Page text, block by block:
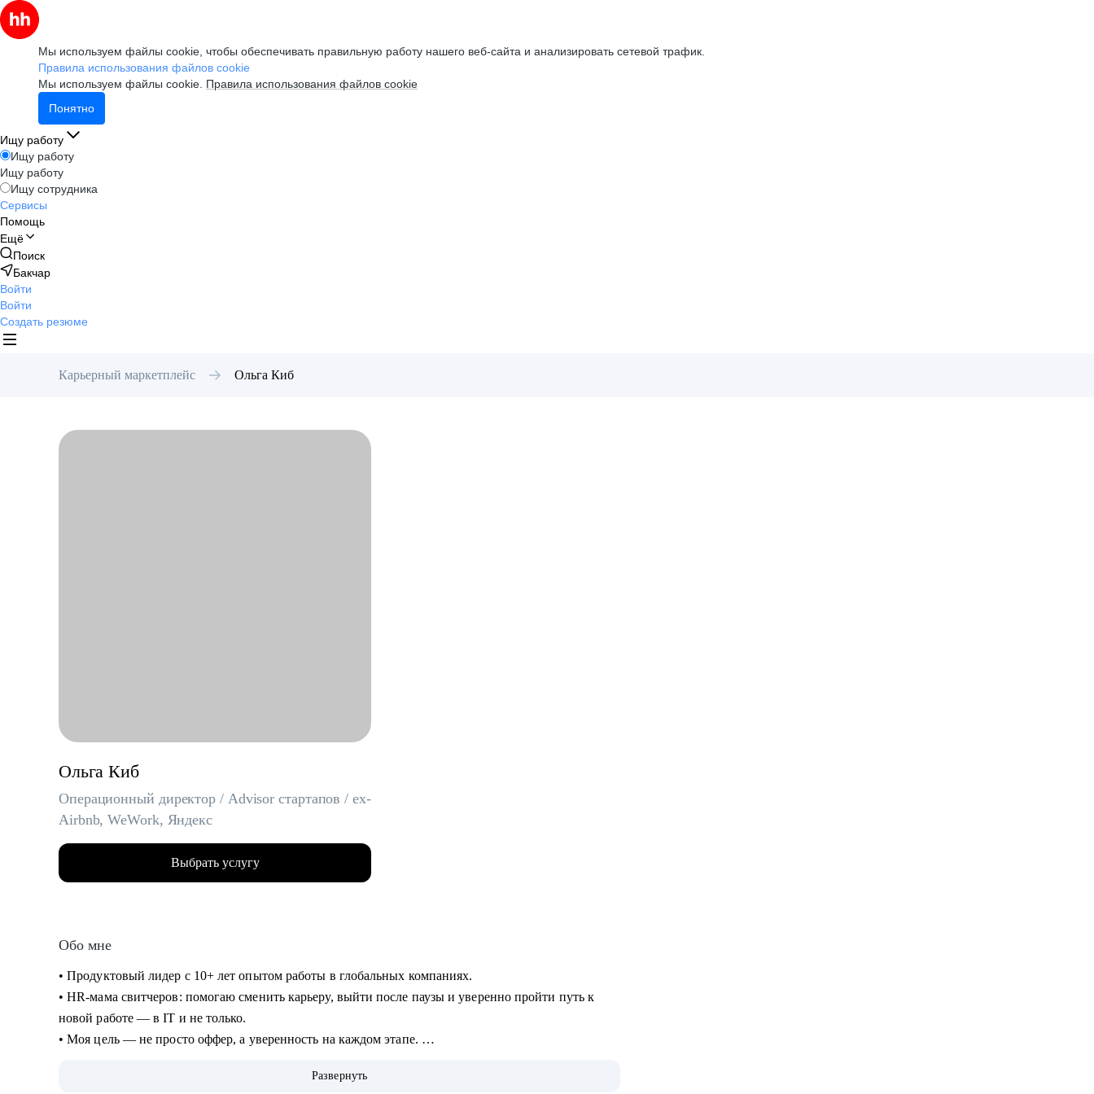
Мы используем файлы cookie, чтобы обеспечивать правильную работу нашего веб-сайта и анализировать сетевой трафик.
Правила использования файлов cookie
Мы используем файлы cookie. Правила использования файлов cookie
Понятно
Ищу работу
Ищу работу
Ищу работу
Ищу сотрудника
Сервисы
Помощь
Ещё
Поиск
Бакчар
Войти
Войти
Создать резюме
Карьерный маркетплейс Ольга Киб
Ольга Киб
Операционный директор / Advisor стартапов / ex-
Airbnb, WeWork, Яндекс
Выбрать услугу
Обо мне
• Продуктовый лидер с 10+ лет опытом работы в глобальных компаниях.
• HR-мама свитчеров: помогаю сменить карьеру, выйти после паузы и уверенно пройти путь к
новой работе — в IT и не только.
• Моя цель — не просто оффер, а уверенность на каждом этапе.
- 50+ офферов в классные компании в России и мире;
Развернуть